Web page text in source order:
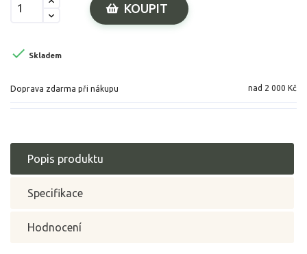
KOUPIT
 Skladem
Doprava zdarma při nákupu nad 2 000 Kč
Popis produktu
Specifikace
Hodnocení